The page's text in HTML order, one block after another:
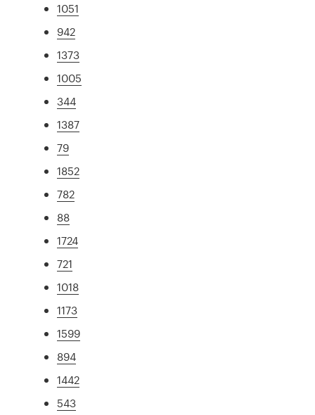
1051
942
1373
1005
344
1387
79
1852
782
88
1724
721
1018
1173
1599
894
1442
543